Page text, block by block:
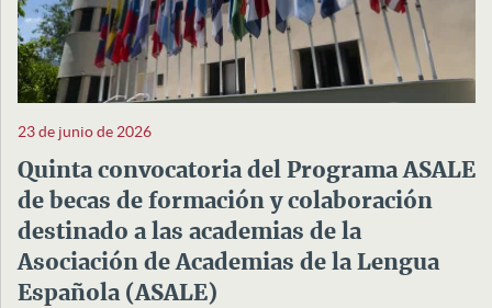
23 de junio de 2026
Quinta convocatoria del Programa ASALE
de becas de formación y colaboración
destinado a las academias de la
Asociación de Academias de la Lengua
Española (ASALE)